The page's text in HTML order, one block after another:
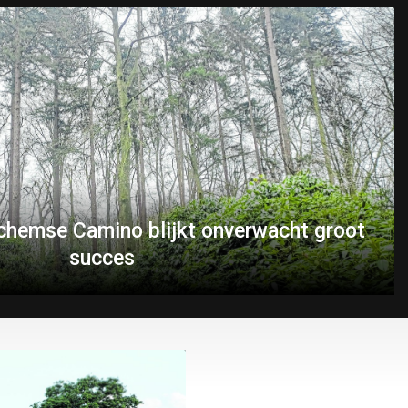
Camino blijkt onverwacht groot
succes